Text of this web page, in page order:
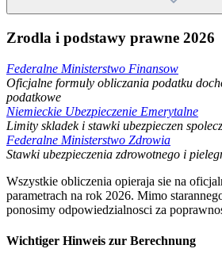
Zrodla i podstawy prawne 2026
Federalne Ministerstwo Finansow
Oficjalne formuly obliczania podatku
podatkowe
Niemieckie Ubezpieczenie Emerytalne
Limity skladek i stawki ubezpieczen
Federalne Ministerstwo Zdrowia
Stawki ubezpieczenia zdrowotnego i
Wszystkie obliczenia opieraja sie na
parametrach na rok 2026. Mimo
ponosimy odpowiedzialnosci za
Wichtiger Hinweis zur Berechnung